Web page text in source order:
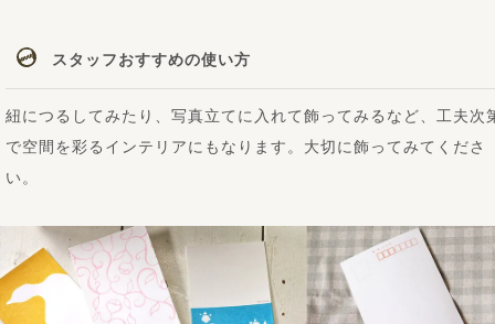
スタッフおすすめの使い方
紐につるしてみたり、写真立てに入れて飾ってみるなど、工夫次
で空間を彩るインテリアにもなります。大切に飾ってみてくださ
い。